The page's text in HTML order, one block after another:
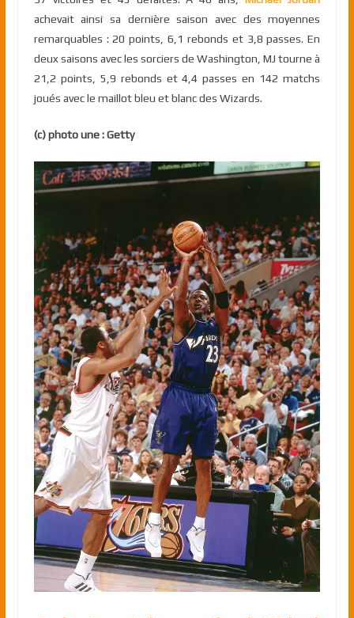
achevait ainsi sa dernière saison avec des moyennes
remarquables : 20 points, 6,1 rebonds et 3,8 passes. En
deux saisons avec les sorciers de Washington, MJ tourne à
21,2 points, 5,9 rebonds et 4,4 passes en 142 matchs
joués avec le maillot bleu et blanc des Wizards.
(c) photo une : Getty